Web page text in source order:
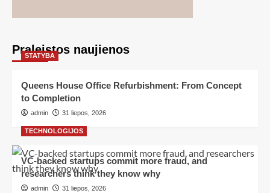
Praleistos naujienos
STATYBA
Queens House Office Refurbishment: From Concept
to Completion
admin 31 liepos, 2026
TECHNOLOGIJOS
VC-backed startups commit more fraud, and
researchers think they know why
admin 31 liepos, 2026